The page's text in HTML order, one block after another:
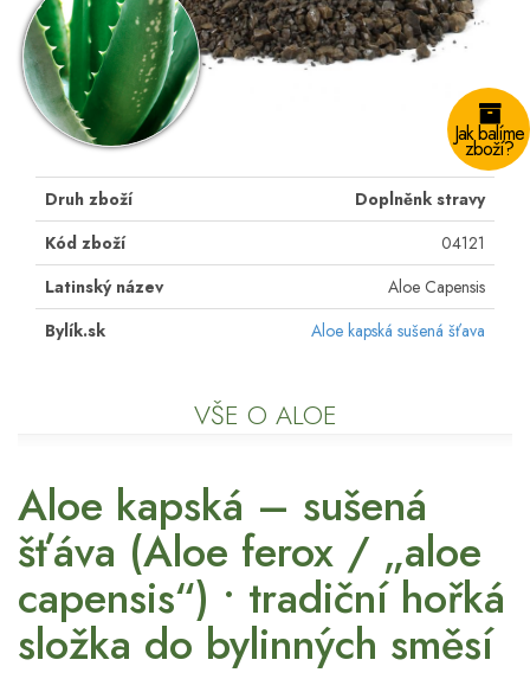
Jak balíme
zboží?
Druh zboží
Doplněnk stravy
Kód zboží
04121
Latinský název
Aloe Capensis
Bylík.sk
Aloe kapská sušená šťava
VŠE O ALOE
Aloe kapská – sušená
šťáva (Aloe ferox / „aloe
capensis“) • tradiční hořká
složka do bylinných směsí